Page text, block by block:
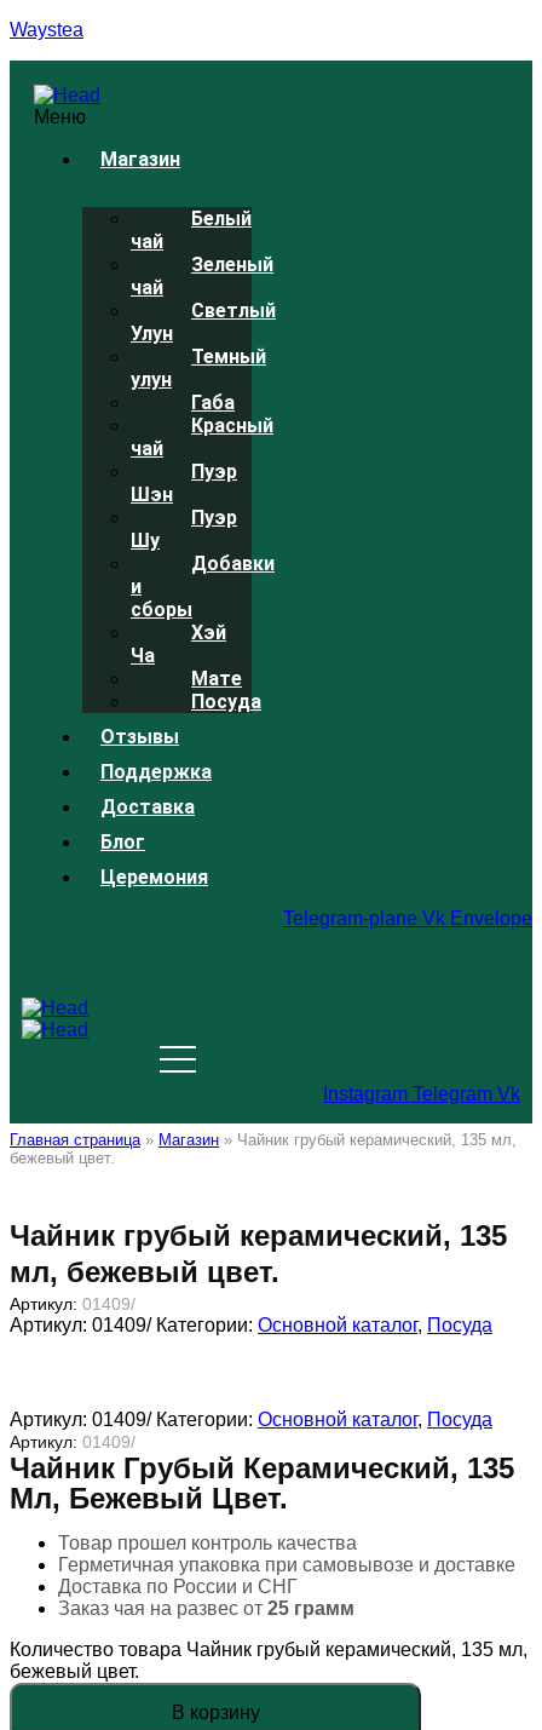
Waystea
Меню
Магазин
Белый
чай
Зеленый
чай
Светлый
Улун
Темный
улун
Габа
Красный
чай
Пуэр
Шэн
Пуэр
Шу
Добавки
и
сборы
Хэй
Ча
Мате
Посуда
Отзывы
Поддержка
Доставка
Блог
Церемония
Telegram-plane Vk Envelope
Instagram Telegram Vk
Главная страница» Магазин » Чайник грубый керамический, 135 мл,
бежевый цвет.
Чайник грубый керамический, 135
мл, бежевый цвет.
Артикул: 01409/
Артикул: 01409/ Категории: Основной каталог, Посуда
Артикул: 01409/ Категории: Основной каталог, Посуда
Артикул: 01409/
Чайник Грубый Керамический, 135
Мл, Бежевый Цвет.
Товар прошел контроль качества
Герметичная упаковка при самовывозе и доставке
Доставка по России и СНГ
Заказ чая на развес от 25 грамм
Количество товара Чайник грубый керамический, 135 мл,
бежевый цвет.
В корзину